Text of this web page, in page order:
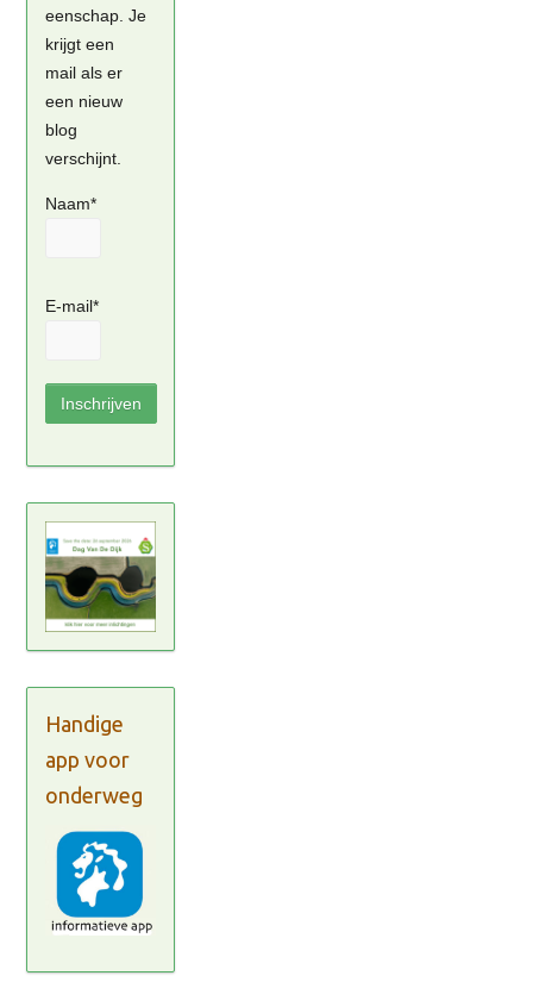
eenschap. Je
krijgt een
mail als er
een nieuw
blog
verschijnt.
Naam*
E-mail*
Handige
app voor
onderweg